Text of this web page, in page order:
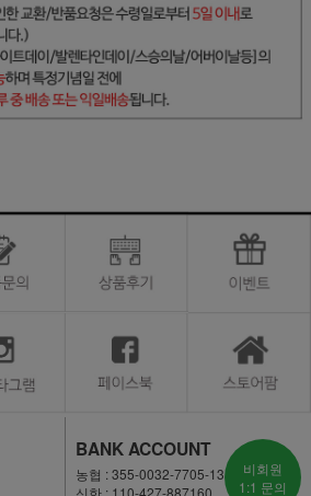
BANK ACCOUNT
농협 : 355-0032-7705-13
신한 : 110-427-887160
비회원
1:1 문의